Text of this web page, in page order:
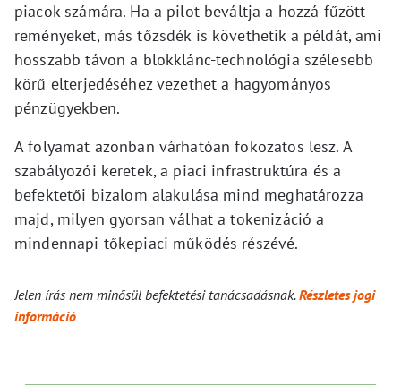
piacok számára. Ha a pilot beváltja a hozzá fűzött
reményeket, más tőzsdék is követhetik a példát, ami
hosszabb távon a blokklánc-technológia szélesebb
körű elterjedéséhez vezethet a hagyományos
pénzügyekben.
A folyamat azonban várhatóan fokozatos lesz. A
szabályozói keretek, a piaci infrastruktúra és a
befektetői bizalom alakulása mind meghatározza
majd, milyen gyorsan válhat a tokenizáció a
mindennapi tőkepiaci működés részévé.
Jelen írás nem minősül befektetési tanácsadásnak.Részletes jogi
információ